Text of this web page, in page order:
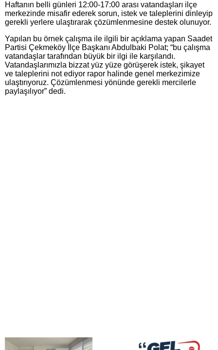
Haftanın belli günleri 12:00-17:00 arası vatandaşları ilçe
merkezinde misafir ederek sorun, istek ve taleplerini dinleyip
gerekli yerlere ulaştırarak çözümlenmesine destek olunuyor.
Yapılan bu örnek çalışma ile ilgili bir açıklama yapan Saadet
Partisi Çekmeköy İlçe Başkanı Abdulbaki Polat; “bu çalışma
vatandaşlar tarafından büyük bir ilgi ile karşılandı.
Vatandaşlarımızla bizzat yüz yüze görüşerek istek, şikayet
ve taleplerini not ediyor rapor halinde genel merkezimize
ulaştırıyoruz. Çözümlenmesi yönünde gerekli mercilerle
paylaşılıyor” dedi.